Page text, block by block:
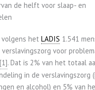
de helft voor slaap- en
het LADIS 1.541
voor
​[1]​​. Dat is 2% van het totaal
in de verslavingszorg
en alcohol) en 5% van